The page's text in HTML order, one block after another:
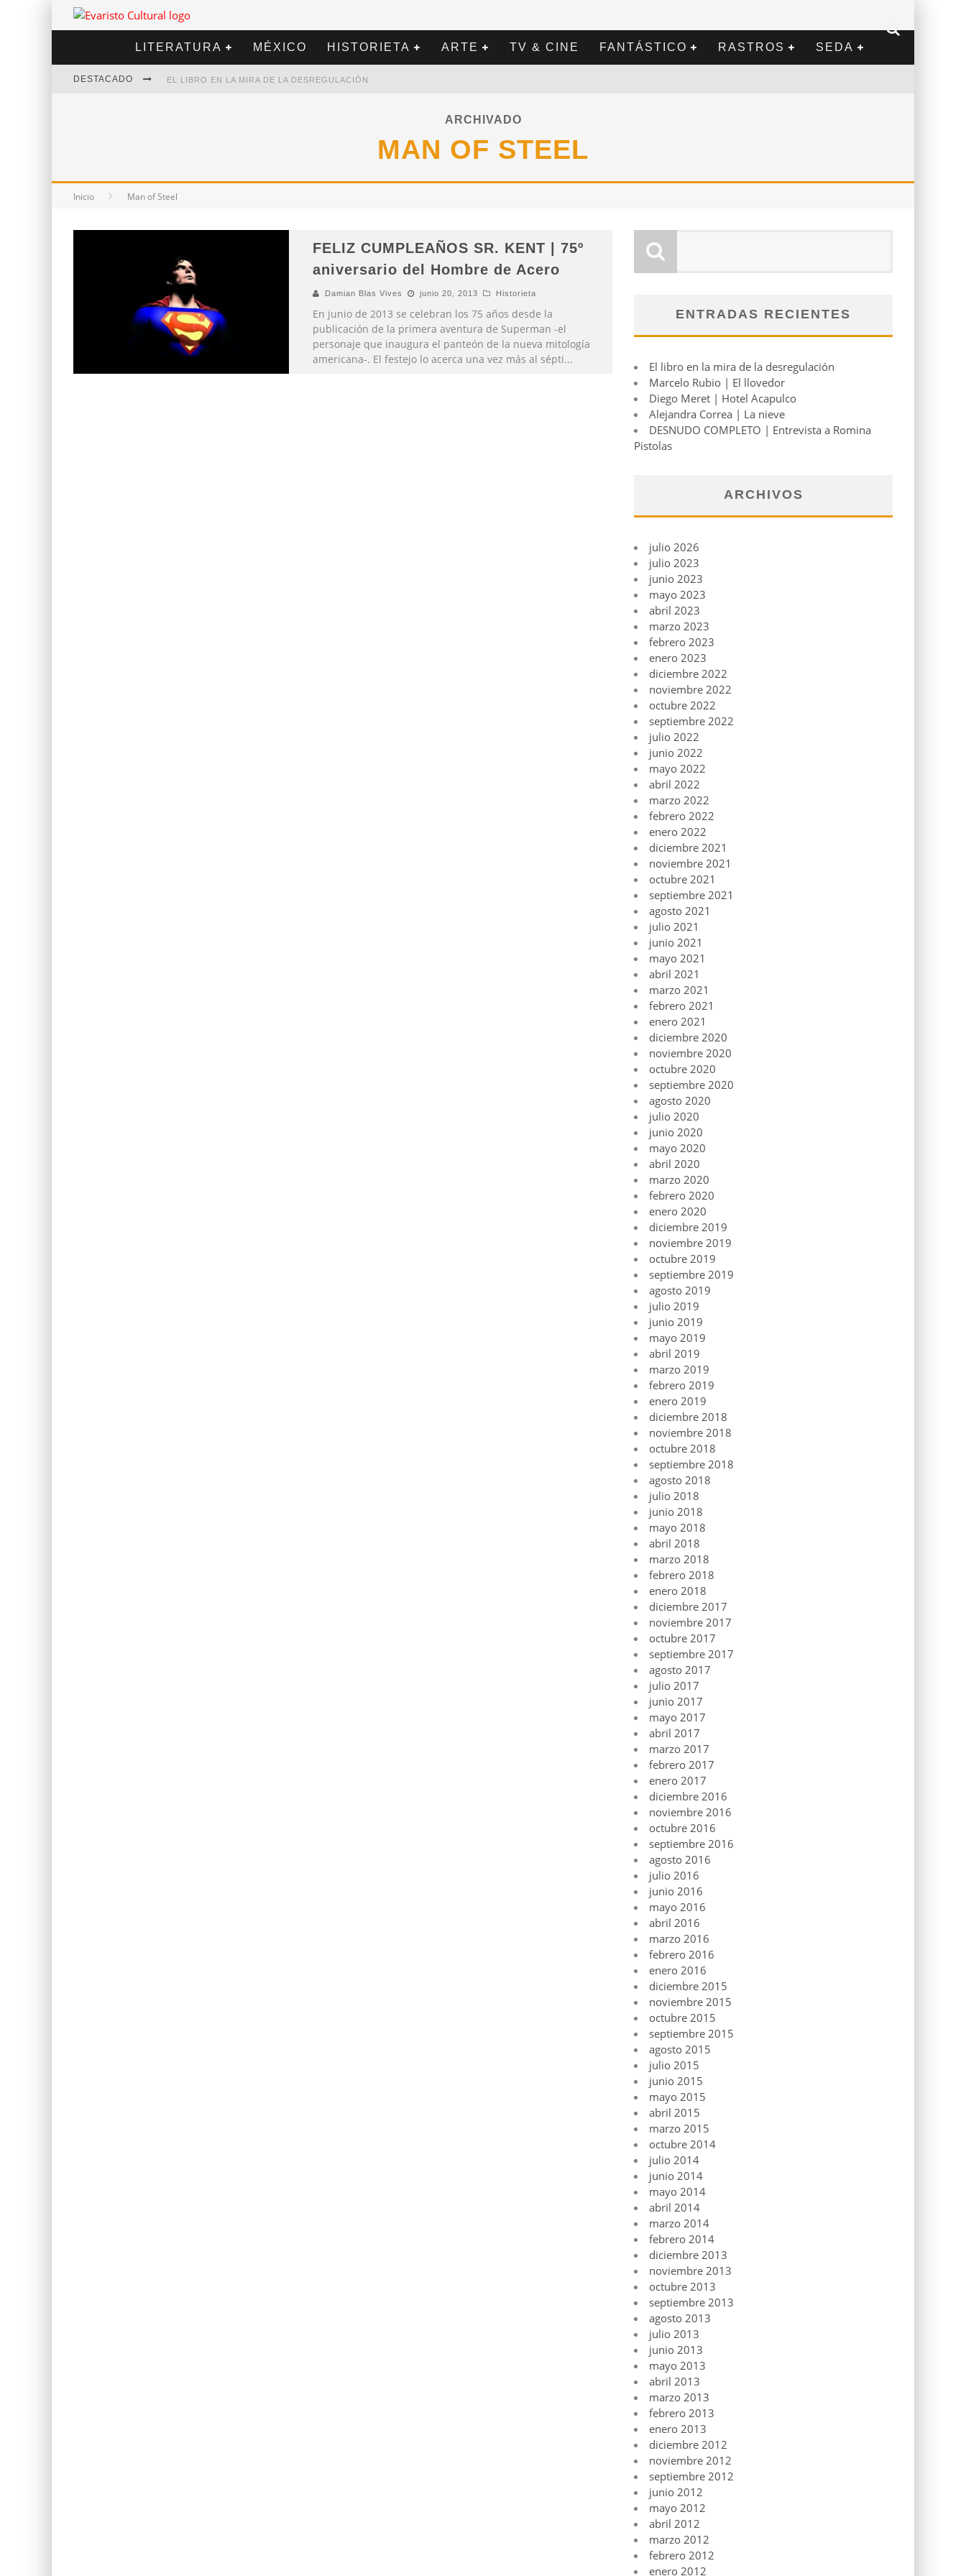
LITERATURA MÉXICO HISTORIETA ARTE TV & CINE FANTÁSTICO RASTROS SEDA
DESTACADO EL LIBRO EN LA MIRA DE LA DESREGULACIÓN
ARCHIVADO
MAN OF STEEL
Inicio Man of Steel
FELIZ CUMPLEAÑOS SR. KENT | 75º
aniversario del Hombre de Acero
Damian Blas Vives junio 20, 2013 Historieta
En junio de 2013 se celebran los 75 años desde la
publicación de la primera aventura de Superman -el
personaje que inaugura el panteón de la nueva mitología
americana-. El festejo lo acerca una vez más al sépti...
ENTRADAS RECIENTES
El libro en la mira de la desregulación
Marcelo Rubio | El llovedor
Diego Meret | Hotel Acapulco
Alejandra Correa | La nieve
DESNUDO COMPLETO | Entrevista a Romina
Pistolas
ARCHIVOS
julio 2026
julio 2023
junio 2023
mayo 2023
abril 2023
marzo 2023
febrero 2023
enero 2023
diciembre 2022
noviembre 2022
octubre 2022
septiembre 2022
julio 2022
junio 2022
mayo 2022
abril 2022
marzo 2022
febrero 2022
enero 2022
diciembre 2021
noviembre 2021
octubre 2021
septiembre 2021
agosto 2021
julio 2021
junio 2021
mayo 2021
abril 2021
marzo 2021
febrero 2021
enero 2021
diciembre 2020
noviembre 2020
octubre 2020
septiembre 2020
agosto 2020
julio 2020
junio 2020
mayo 2020
abril 2020
marzo 2020
febrero 2020
enero 2020
diciembre 2019
noviembre 2019
octubre 2019
septiembre 2019
agosto 2019
julio 2019
junio 2019
mayo 2019
abril 2019
marzo 2019
febrero 2019
enero 2019
diciembre 2018
noviembre 2018
octubre 2018
septiembre 2018
agosto 2018
julio 2018
junio 2018
mayo 2018
abril 2018
marzo 2018
febrero 2018
enero 2018
diciembre 2017
noviembre 2017
octubre 2017
septiembre 2017
agosto 2017
julio 2017
junio 2017
mayo 2017
abril 2017
marzo 2017
febrero 2017
enero 2017
diciembre 2016
noviembre 2016
octubre 2016
septiembre 2016
agosto 2016
julio 2016
junio 2016
mayo 2016
abril 2016
marzo 2016
febrero 2016
enero 2016
diciembre 2015
noviembre 2015
octubre 2015
septiembre 2015
agosto 2015
julio 2015
junio 2015
mayo 2015
abril 2015
marzo 2015
octubre 2014
julio 2014
junio 2014
mayo 2014
abril 2014
marzo 2014
febrero 2014
diciembre 2013
noviembre 2013
octubre 2013
septiembre 2013
agosto 2013
julio 2013
junio 2013
mayo 2013
abril 2013
marzo 2013
febrero 2013
enero 2013
diciembre 2012
noviembre 2012
septiembre 2012
junio 2012
mayo 2012
abril 2012
marzo 2012
febrero 2012
enero 2012